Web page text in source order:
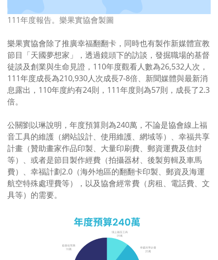
111年度報告。樂果實協會製圖
樂果實協會除了推廣幸福翻翻卡，同時也有製作新媒體宣教
節目「天國夢想家」，透過鏡頭下的訪談，發掘職場的基督
徒談及創業與生命見證， 110年度觀看人數為26,532人次，
111年度成長為210,930人次成長7-8倍、新聞媒體與最新消
息露出， 110年度約有24則， 111年度則為57則，成長了2.3
倍。
公關劉以琳說明，年度預算則為240萬，不論是協會線上福
音工具的維護（網站設計、使用維護、網域等）、幸福共享
計畫（贊助畫家作品印製、大量印刷費、郵資運費及信封
等）、或者是節目製作經費（拍攝器材、後製剪輯及車馬
費）、幸福計劃2.0 （海外地區的翻翻卡印製、郵資及海運
航空特殊處理費等），以及協會經常費（房租、電話費、文
具等）的需要。